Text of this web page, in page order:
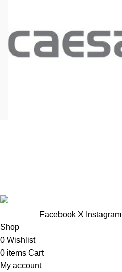
Facebook X Instagram
Shop
0 Wishlist
0 items Cart
My account